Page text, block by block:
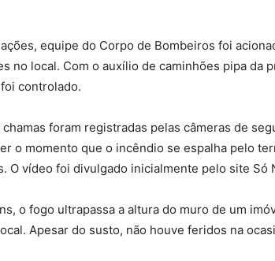
equipe do Corpo de Bombeiros foi
no local. Com o auxílio de caminhões pipa da
controlado.
foram registradas pelas câmeras de
o momento que o incêndio se espalha pelo
O vídeo foi divulgado inicialmente pelo site Só
o fogo ultrapassa a altura do muro de um
Apesar do susto, não houve feridos na